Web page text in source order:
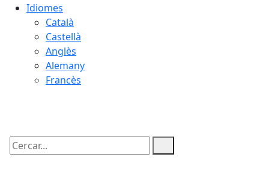
Idiomes
Català
Castellà
Anglès
Alemany
Francès
Cercar: